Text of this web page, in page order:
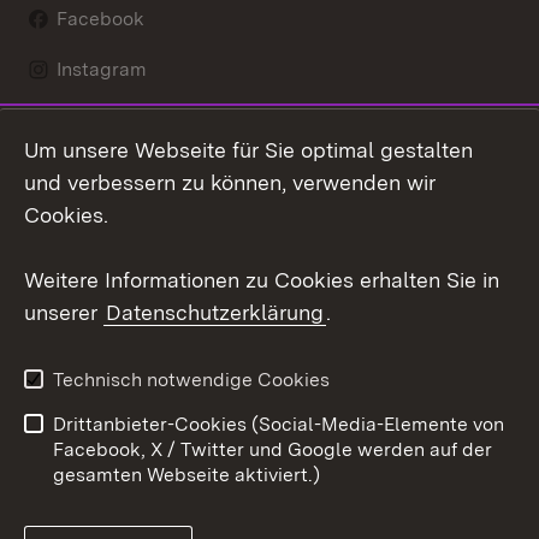
Facebook
Instagram
Mastodon
Youtube
Kontakt
Datenschutz
Barrierefreiheit
Impressum Cookies
Um unsere Webseite für Sie optimal gestalten
und verbessern zu können, verwenden wir
Cookies.
Weitere Informationen zu Cookies erhalten Sie in
unserer Datenschutzerklärung.
Technisch notwendige Cookies
Drittanbieter-Cookies (Social-Media-Elemente von
Facebook, X / Twitter und Google werden auf der
gesamten Webseite aktiviert.)